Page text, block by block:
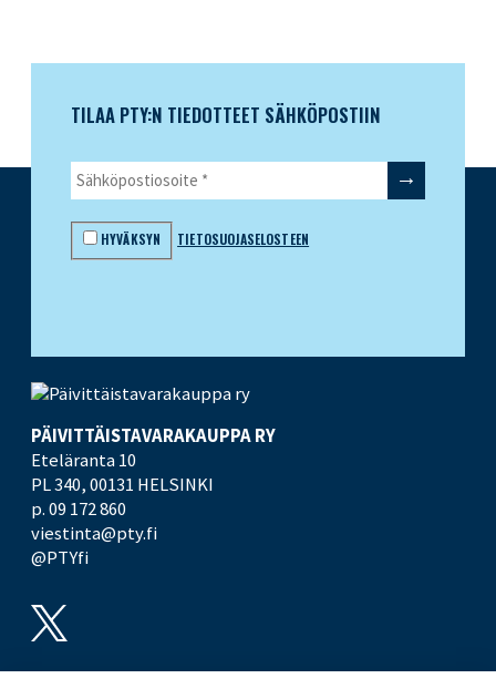
TILAA PTY:N TIEDOTTEET SÄHKÖPOSTIIN
HYVÄKSYN TIETOSUOJASELOSTEEN
PÄIVITTÄISTAVARA­KAUPPA RY
Eteläranta 10
PL 340,00131 HELSINKI
p. 09 172 860
viestinta@pty.fi
@PTYfi